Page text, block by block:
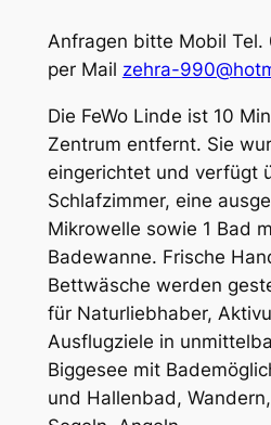
Anfragen bitte Mobil Tel.
per Mail zehra-
Die FeWo Linde ist 10
Zentrum entfernt. Sie
eingerichtet und verfügt
Schlafzimmer, eine
Mikrowelle sowie 1 Bad
Badewanne. Frische
Bettwäsche werden
für Naturliebhaber,
Ausflugziele in
Biggesee mit
und Hallenbad,